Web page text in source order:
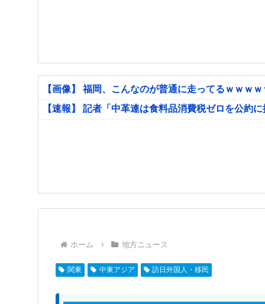
【画像】 福岡、こんなのが普通に走ってるｗｗｗ
【速報】 記者「中革連は食料品消費税ゼロを公約
ホーム 地方ニュース
関東 中東アジア 訪日外国人・移民